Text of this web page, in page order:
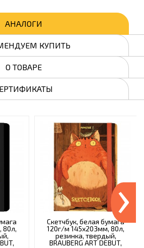
АНАЛОГИ
КУПИТЬ
О ТОВАРЕ
80л,
Скетчбук, белая бумага
120г/м 145х203мм, 80л,
резинка, твердый,
BRAUBERG ART DEBUT,
›